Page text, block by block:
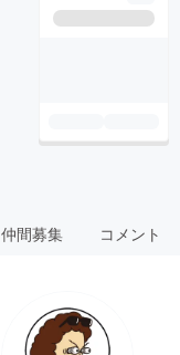
仲間募集 コメント